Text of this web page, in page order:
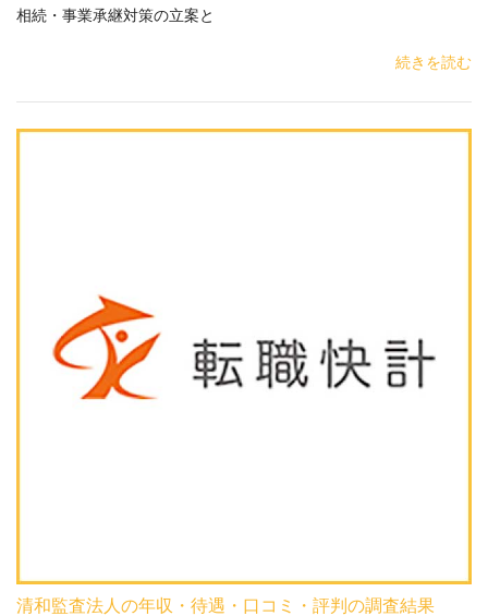
相続・事業承継対策の立案と
続きを読む
清和監査法人の年収・待遇・口コミ・評判の調査結果